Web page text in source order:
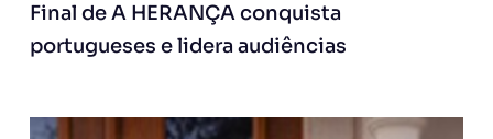
Final de A HERANÇA conquista
portugueses e lidera audiências